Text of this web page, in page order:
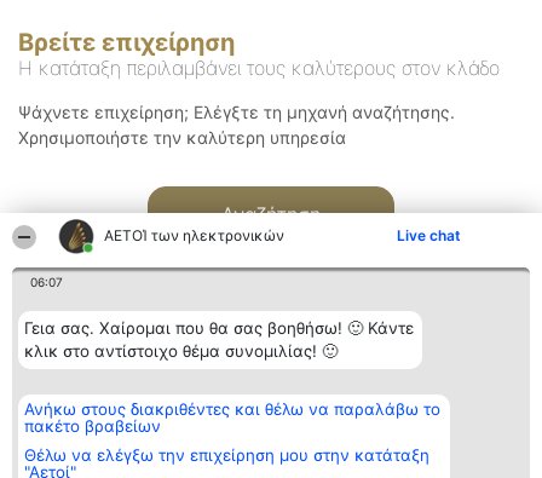
ΑΕΤΟΊ των ηλεκτρονικών Live chat
06:07
Γεια σας. Χαίρομαι που θα σας βοηθήσω! 🙂 Κάντε
κλικ στο αντίστοιχο θέμα συνομιλίας! 🙂
Ανήκω στους διακριθέντες και θέλω να παραλάβω το
πακέτο βραβείων
Θέλω να ελέγξω την επιχείρηση μου στην κατάταξη
"Αετοί"
Βρείτε επιχείρηση
Η κατάταξη περιλαμβάνει τους καλύτερους στον κλάδο
Ψάχνετε επιχείρηση; Ελέγξτε τη μηχανή αναζήτησης.
Χρησιμοποιήστε την καλύτερη υπηρεσία
Αναζήτηση
Διοργανωτής της
κατάταξης
BEAUTIFUL COMPANY
ΤΗΛ. ΕΠΙΚΟΙΝΩΝΙΑΣ:
Κατάταξη
Διακριθέντες
των
διακριθέντων
Επικοινωνία
Επικοινωνία